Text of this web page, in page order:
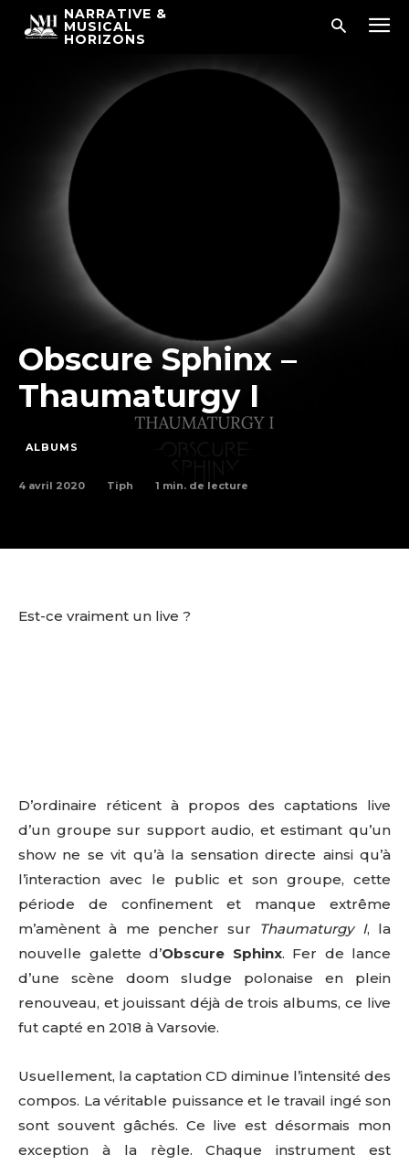
NARRATIVE &
MUSICAL
HORIZONS
Obscure Sphinx –
Thaumaturgy I
ALBUMS
4 avril 2020 Tiph 1 min. de lecture
Est-ce vraiment un live ?
D’ordinaire réticent à propos des captations live
d’un groupe sur support audio, et estimant qu’un
show ne se vit qu’à la sensation directe ainsi qu’à
l’interaction avec le public et son groupe, cette
période de confinement et manque extrême
m’amènent à me pencher sur Thaumaturgy I, la
nouvelle galette d’Obscure Sphinx. Fer de lance
d’une scène doom sludge polonaise en plein
renouveau, et jouissant déjà de trois albums, ce live
fut capté en 2018 à Varsovie.
Usuellement, la captation CD diminue l’intensité des
compos. La véritable puissance et le travail ingé son
sont souvent gâchés. Ce live est désormais mon
exception à la règle. Chaque instrument est